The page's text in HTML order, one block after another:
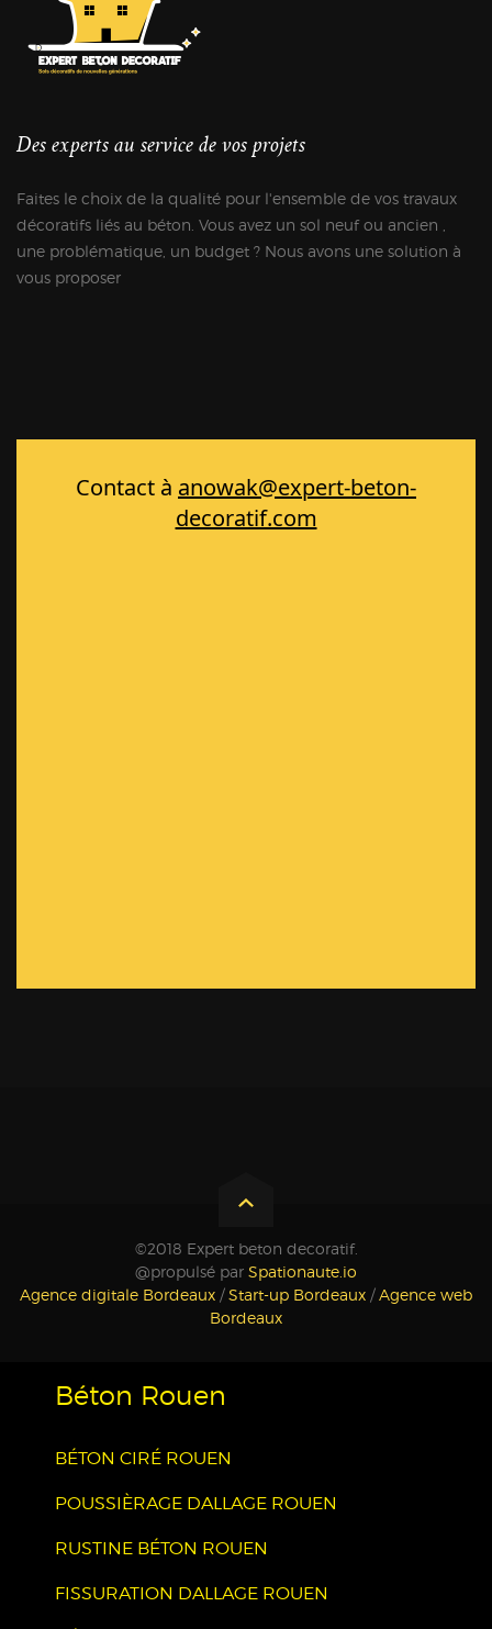
Des experts au service de vos projets
Faites le choix de la qualité pour l'ensemble de vos travaux
décoratifs liés au béton. Vous avez un sol neuf ou ancien ,
une problématique, un budget ? Nous avons une solution à
vous proposer
©2018 Expert beton decoratif.
@propulsé par Spationaute.io
Agence digitale Bordeaux /Start-up Bordeaux /Agence web
Bordeaux
Béton Rouen
BÉTON CIRÉ ROUEN
POUSSIÈRAGE DALLAGE ROUEN
RUSTINE BÉTON ROUEN
FISSURATION DALLAGE ROUEN